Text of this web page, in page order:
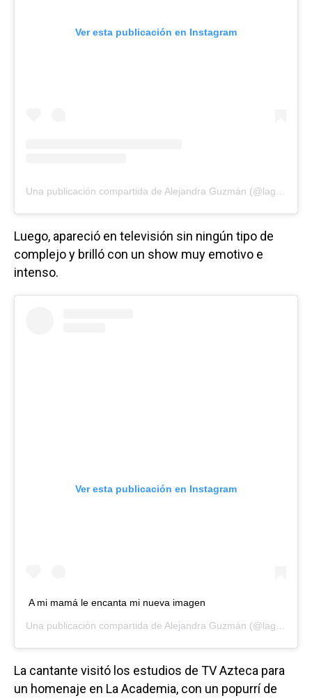
Ver esta publicación en Instagram
Luego, apareció en televisión sin ningún tipo de
complejo y brilló con un show muy emotivo e
intenso.
Ver esta publicación en Instagram
A mi mamá le encanta mi nueva imagen
Una publicación compartida de Alejandra Guzmán (@laguzmanmx) el
La cantante visitó los estudios de TV Azteca para
un homenaje en La Academia, con un popurrí de